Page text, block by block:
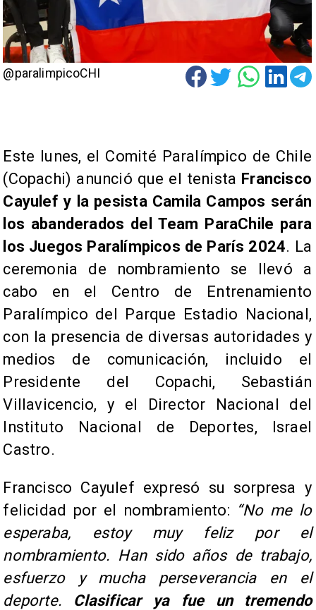
@paralimpicoCHI
Este lunes, el Comité Paralímpico de Chile
(Copachi) anunció que el tenista Francisco
Cayulef y la pesista Camila Campos serán
los abanderados del Team ParaChile para
los Juegos Paralímpicos de París 2024. La
ceremonia de nombramiento se llevó a
cabo en el Centro de Entrenamiento
Paralímpico del Parque Estadio Nacional,
con la presencia de diversas autoridades y
medios de comunicación, incluido el
Presidente del Copachi, Sebastián
Villavicencio, y el Director Nacional del
Instituto Nacional de Deportes, Israel
Castro.
Francisco Cayulef expresó su sorpresa y
felicidad por el nombramiento: “No me lo
esperaba, estoy muy feliz por el
nombramiento. Han sido años de trabajo,
esfuerzo y mucha perseverancia en el
deporte. Clasificar ya fue un tremendo